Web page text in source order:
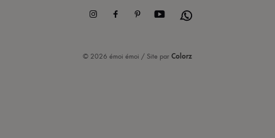
© 2026 émoi émoi / Site par Colorz
InstagramFacebookPinterest Youtube